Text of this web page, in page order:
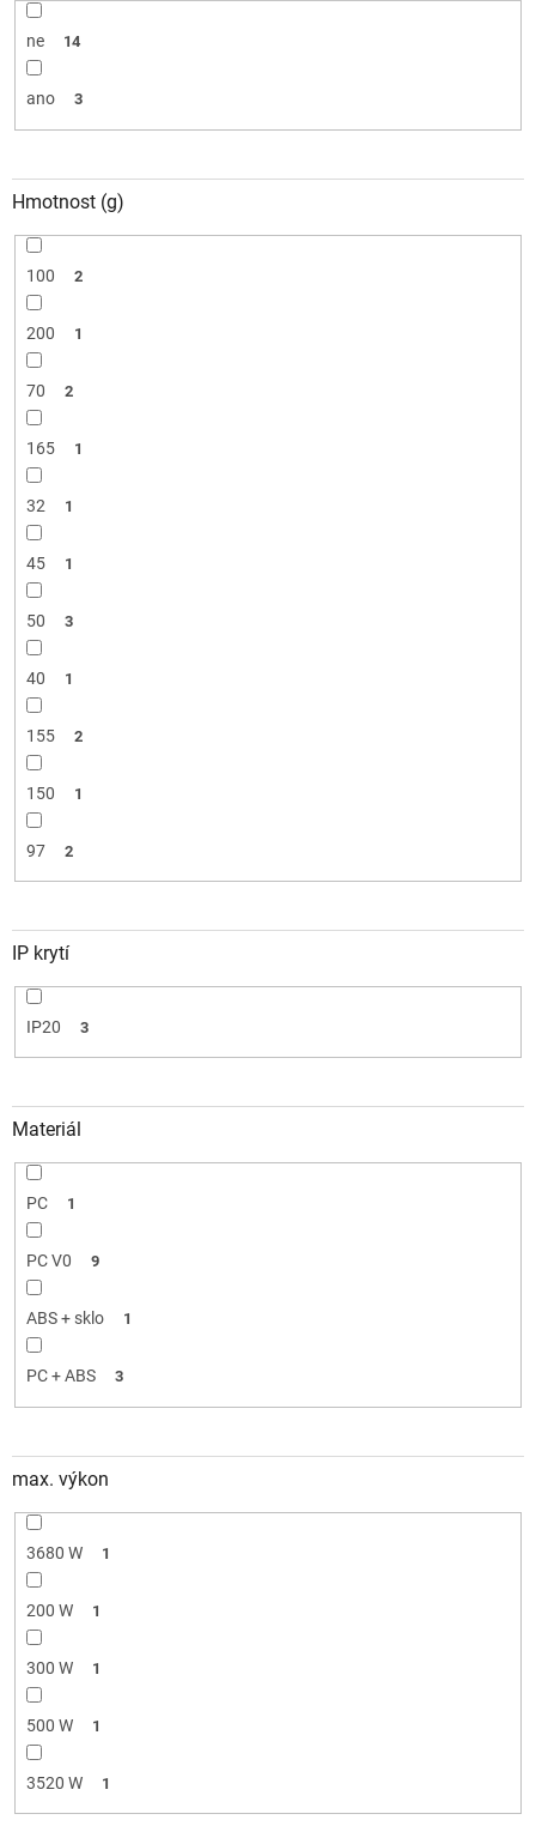
ne 14
ano 3
Hmotnost (g)
100 2
200 1
70 2
165 1
32 1
45 1
50 3
40 1
155 2
150 1
97 2
IP krytí
IP20 3
Materiál
PC 1
PC V0 9
ABS + sklo 1
PC + ABS 3
max. výkon
3680 W 1
200 W 1
300 W 1
500 W 1
3520 W 1